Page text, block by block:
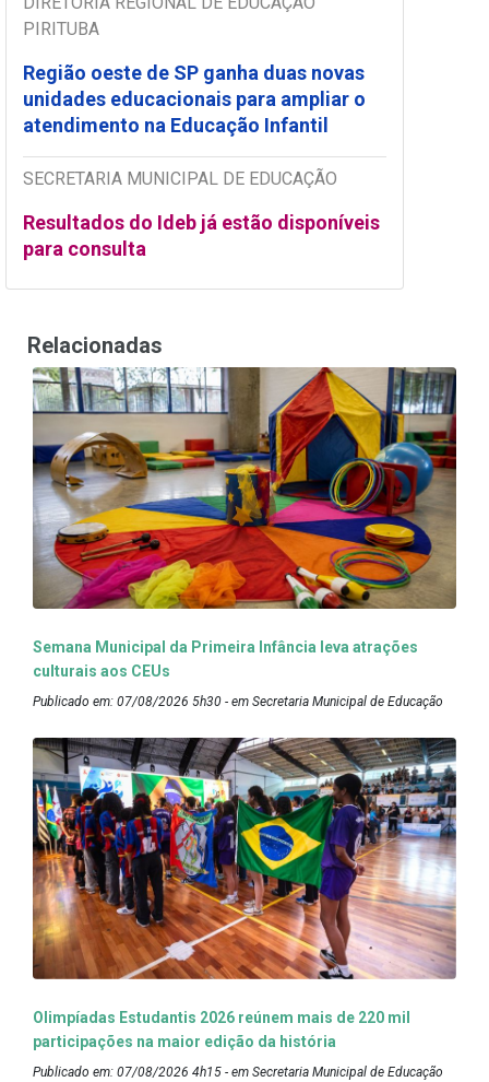
PIRITUBA
Região oeste de SP ganha duas novas
unidades educacionais para ampliar o
atendimento na Educação Infantil
SECRETARIA MUNICIPAL DE EDUCAÇÃO
Resultados do Ideb já estão disponíveis
para consulta
Relacionadas
Semana Municipal da Primeira Infância leva atrações
culturais aos CEUs
Publicado em: 07/08/2026 5h30 - em Secretaria Municipal de Educação
Olimpíadas Estudantis 2026 reúnem mais de 220 mil
participações na maior edição da história
Publicado em: 07/08/2026 4h15 - em Secretaria Municipal de Educação